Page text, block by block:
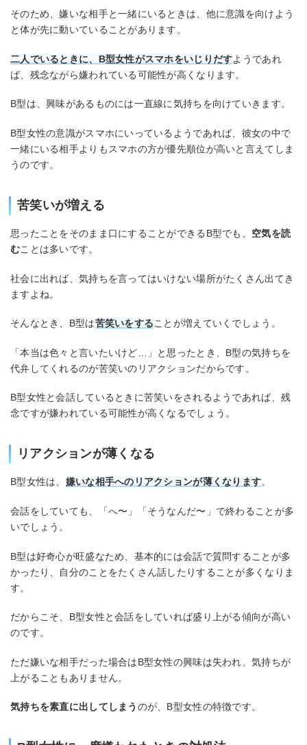
そのため、嫌いな相手と一緒にいるときは、他に意識を向けよう
と体が先に動いていることがあります。
二人でいるときに、B型女性がスマホをいじりだすようであれ
ば、残念ながら嫌われている可能性が高くなります。
B型は、興味があるものには一直線に気持ちを向けていきます。
B型女性の意識がスマホにいっているようであれば、彼女の中で
一緒にいる相手よりもスマホの方が優先順位が高いと言えてしま
うのです。
苦笑いが増える
思ったことをそのまま口にすることができるB型でも、 空気を読
むことは多いです。
社会に出れば、気持ちを言ってはいけない場所がたくさん出てき
ますよね。
そんなとき、B型は苦笑いをすることが増えていくでしょう。
「本当は色々と言いたいけど…」と思ったとき、B型の気持ちを
代弁してくれるのが苦笑いのリアクションだからです。
B型女性と会話しているときに苦笑いをされるようであれば、残
念ですが嫌われている可能性が高くなるでしょう。
リアクションが薄くなる
B型女性は、 嫌いな相手へのリアクションが薄くなります。
会話をしていても、「へ〜」「そうなんだ〜」で終わることが多
いでしょう。
B型は好奇心が旺盛なため、基本的には会話で質問することが多
かったり、自分のことをたくさん話したりすることが多くなりま
す。
だからこそ、B型女性と会話をしていれば盛り上がる傾向が高い
のです。
ただ嫌いな相手だった場合はB型女性の興味は失われ、気持ちが
上がることもありません。
気持ちを素直に出してしまう のが、B型女性の特徴です。